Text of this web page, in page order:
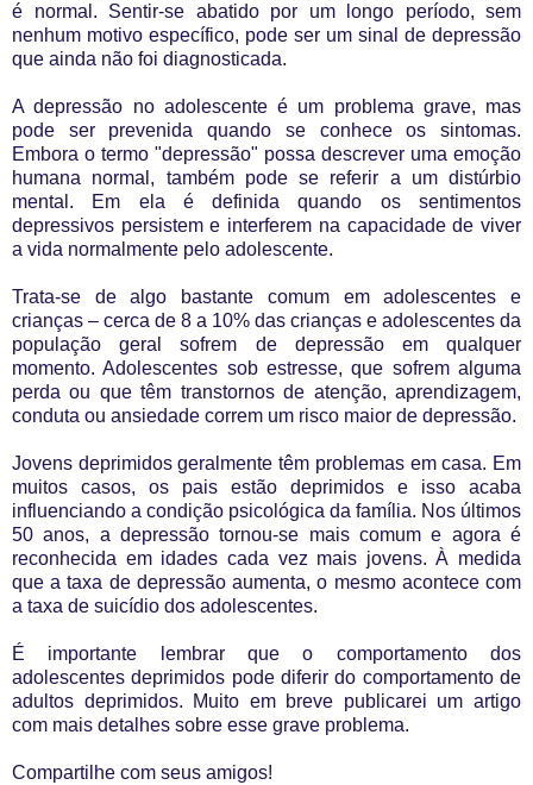
é normal. Sentir-se abatido por um longo período, sem
nenhum motivo específico, pode ser um sinal de depressão
que ainda não foi diagnosticada.
A depressão no adolescente é um problema grave, mas
pode ser prevenida quando se conhece os sintomas.
Embora o termo "depressão" possa descrever uma emoção
humana normal, também pode se referir a um distúrbio
mental. Em ela é definida quando os sentimentos
depressivos persistem e interferem na capacidade de viver
a vida normalmente pelo adolescente.
Trata-se de algo bastante comum em adolescentes e
crianças – cerca de 8 a 10% das crianças e adolescentes da
população geral sofrem de depressão em qualquer
momento. Adolescentes sob estresse, que sofrem alguma
perda ou que têm transtornos de atenção, aprendizagem,
conduta ou ansiedade correm um risco maior de depressão.
Jovens deprimidos geralmente têm problemas em casa. Em
muitos casos, os pais estão deprimidos e isso acaba
influenciando a condição psicológica da família. Nos últimos
50 anos, a depressão tornou-se mais comum e agora é
reconhecida em idades cada vez mais jovens. À medida
que a taxa de depressão aumenta, o mesmo acontece com
a taxa de suicídio dos adolescentes.
É importante lembrar que o comportamento dos
adolescentes deprimidos pode diferir do comportamento de
adultos deprimidos. Muito em breve publicarei um artigo
com mais detalhes sobre esse grave problema.
Compartilhe com seus amigos!